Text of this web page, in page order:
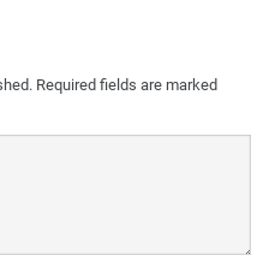
Required fields are marked